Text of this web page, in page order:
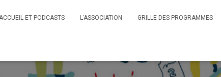
ET PODCASTS L’ASSOCIATION GRILLE DES PROGRAMMES